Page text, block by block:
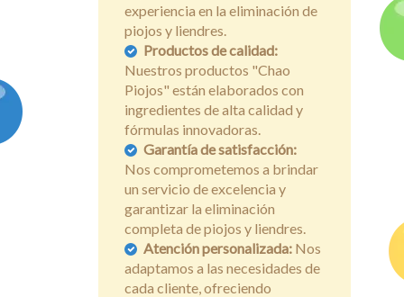
experiencia en la eliminación de
piojos y liendres.
Productos de calidad:
Nuestros productos "Chao
Piojos" están elaborados con
ingredientes de alta calidad y
fórmulas innovadoras.
Garantía de satisfacción:
Nos comprometemos a brindar
un servicio de excelencia y
garantizar la eliminación
completa de piojos y liendres.
Atención personalizada: Nos
adaptamos a las necesidades de
cada cliente, ofreciendo